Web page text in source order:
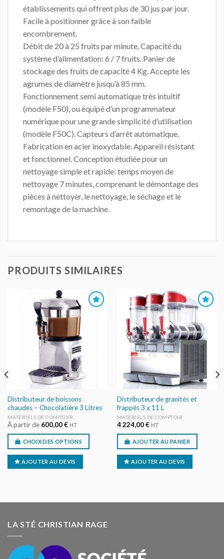
établissements qui offrent plus de 30 jus par jour.
Facile à positionner grâce à son faible
encombrement.
Débit de 20 à 25 fruits par minute. Capacité du
système d’alimentation: 6 / 7 fruits. Panier de
stockage des fruits de capacité 4 Kg. Accepte les
agrumes de diamètre jusqu’à 85 mm.
Fonctionnement semi automatique très intuitif
(modèle F50), ou équipé d’un programmateur
numérique pour une grande simplicité d’utilisation
(modèle F50C). Capteurs d’arrêt automatique.
Fabrication en acier inoxydable. Appareil résistant
et fonctionnel. Conception étudiée pour un
nettoyage simple et rapide: temps moyen de
nettoyage 7 minutes, comprenant le démontage des
pièces à nettoyer, le nettoyage, le séchage et le
remontage de la machine.
PRODUITS SIMILAIRES
AJOUTER
AU DEVIS
Distributeur de boissons
chaudes – Chocolatière 3 Litres
MATÉRIELS DE COMPTOIR
À partir de 600,00€ HT
CHOIX DES OPTIONS
AJOUTER AU DEVIS
AJOUTER
AU DEVIS
Distributeur de granités et
frappés 3 x 11 L
MATÉRIELS DE COMPTOIR
4 224,00€ HT
AJOUTER AU PANIER
AJOUTER AU DEVIS
LA STÉ CHRISTIAN RAGE